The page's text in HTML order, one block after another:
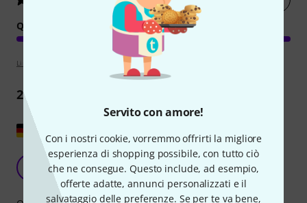
Servito con amore!
Con i nostri cookie, vorremmo offrirti la migliore
esperienza di shopping possibile, con tutto ciò
che ne consegue. Questo include, ad esempio,
offerte adatte, annunci personalizzati e il
salvataggio delle preferenze. Se per te va bene,
QUALITÀ
Linee guida per la valutazione
2Recensioni
Qualità imbattibile!!!
Mike GT 10.02.2025